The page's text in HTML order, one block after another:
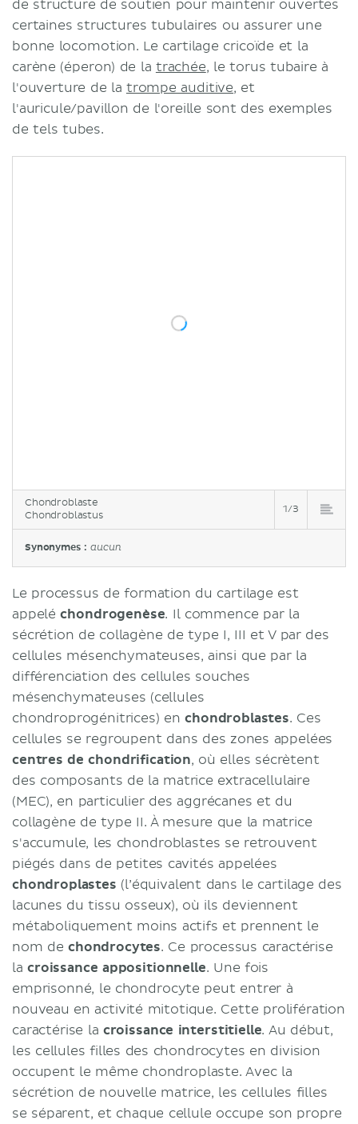
Sources
de structure de soutien pour maintenir ouvertes
certaines structures tubulaires ou assurer une
bonne locomotion. Le cartilage cricoïde et la
carène (éperon) de la trachée, le torus tubaire à
l'ouverture de la trompe auditive, et
l'auricule/pavillon de l'oreille sont des exemples
de tels tubes.
Chondroblaste
Chondroblastus
1/3
Synonymes :aucun
Le processus de formation du cartilage est
appeléchondrogenèse. Il commence par la
sécrétion de collagène de type I, III et V par des
cellules mésenchymateuses, ainsi que par la
différenciation des cellules souches
mésenchymateuses (cellules
chondroprogénitrices) enchondroblastes. Ces
cellules se regroupent dans des zones appelées
centres de chondrification, où elles sécrètent
des composants de la matrice extracellulaire
(MEC), en particulier des aggrécanes et du
collagène de type II. À mesure que la matrice
s'accumule, les chondroblastes se retrouvent
piégés dans de petites cavités appelées
chondroplastes (l’équivalent dans le cartilage des
lacunes du tissu osseux), où ils deviennent
métaboliquement moins actifs et prennent le
nom dechondrocytes. Ce processus caractérise
lacroissance appositionnelle. Une fois
emprisonné, le chondrocyte peut entrer à
nouveau en activité mitotique. Cette prolifération
caractérise la croissance interstitielle. Au début,
les cellules filles des chondrocytes en division
occupent le même chondroplaste. Avec la
sécrétion de nouvelle matrice, les cellules filles
se séparent, et chaque cellule occupe son propre